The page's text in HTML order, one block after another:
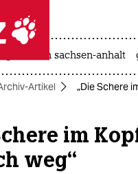
 taz zahl ich
taz zahl ich
in sachsen-anhalt
Artikel „Die Schere
im
weg“